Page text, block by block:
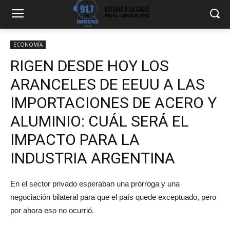
ECONOMÍA
RIGEN DESDE HOY LOS
ARANCELES DE EEUU A LAS
IMPORTACIONES DE ACERO Y
ALUMINIO: CUÁL SERÁ EL
IMPACTO PARA LA
INDUSTRIA ARGENTINA
En el sector privado esperaban una prórroga y una
negociación bilateral para que el país quede exceptuado, pero
por ahora eso no ocurrió.